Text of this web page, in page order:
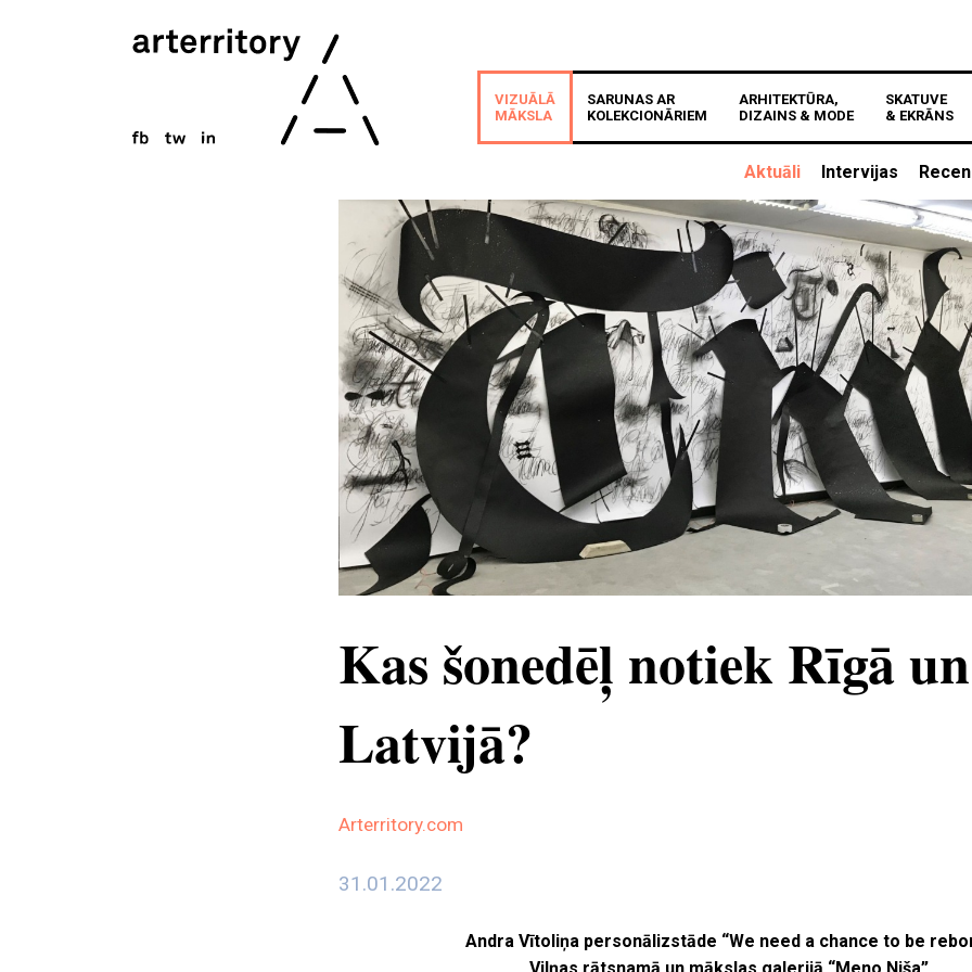
VIZUĀLĀ
MĀKSLA
SARUNAS AR
KOLEKCIONĀRIEM
ARHITEKTŪRA,
DIZAINS & MODE
SKATUVE
& EKRĀNS
Aktuāli Intervijas
Kas šonedēļ notiek Rīgā un
Latvijā?
Arterritory.com
31.01.2022
Andra Vītoliņa personālizstāde “We need a chance to be